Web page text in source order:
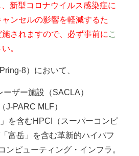
新型コロナウイルス感染症に
ンセルの影響を軽減するた
されますので、必ず事前に こ
。
8）において、
ザー施設（SACLA）
J-PARC MLF）
」を含むHPCI（スーパーコンピ
富岳」を含む革新的ハイパフ
ンピューティング・インフラ。